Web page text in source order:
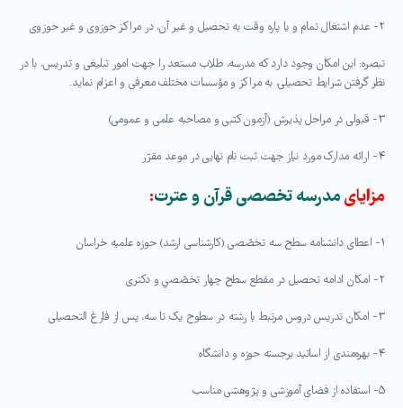
۲- عدم اشتغال تمام و یا پاره وقت به تحصیل و غیر آن، در مراکز حوزوی و غیر حوزوی
تبصره: این امکان وجود دارد که مدرسه، طلاب مستعد را جهت امور تبلیغی و تدریس، با در
نظر گرفتن شرایط تحصیلی، به مراکز و مؤسسات مختلف معرفی و اعزام نماید.
۳- قبولی در مراحل پذیرش (آزمون کتبی و مصاحبه علمی و عمومی)
۴- ارائه مدارک مورد نیاز جهت ثبت نام نهایی در موعد مقرّر
مزایایمدرسه تخصصی قرآن و عترت:
۱- اعطای دانشنامه سطح سه تخصّصی (کارشناسی ارشد) حوزه علمیه خراسان
۲- امکان ادامه تحصیل در مقطع سطح چهار تخصّصي و دکتری
۳- امکان تدریس دروس مرتبط با رشته در سطوح یک تا سه، پس از فارغ التحصیلی
۴- بهره‌مندی از اساتید برجسته حوزه و دانشگاه
۵- استفاده از فضای آموزشی و پژوهشی مناسب